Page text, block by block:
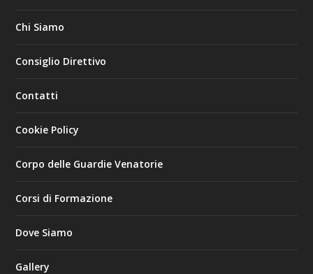
Chi Siamo
Consiglio Direttivo
Contatti
Cookie Policy
Corpo delle Guardie Venatorie
Corsi di Formazione
Dove Siamo
Gallery